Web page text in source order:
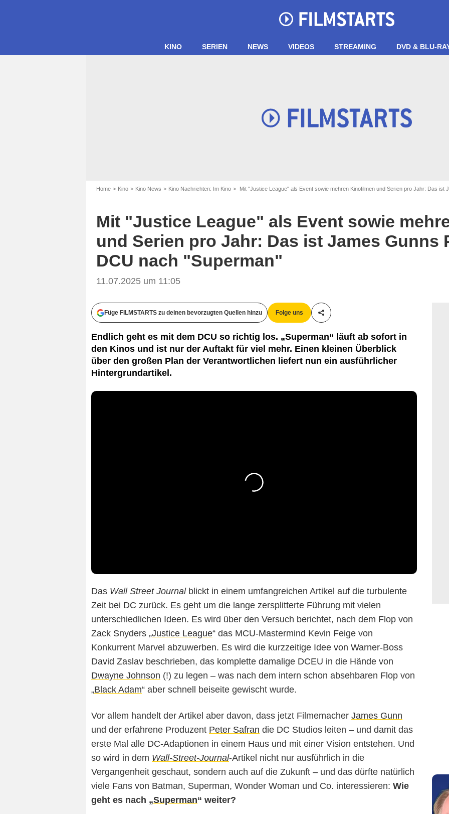
KINO SERIEN NEWS VIDEOS STREAMING DVD & BLU-
Home Kino Kino News Kino Nachrichten: Im Kino Mit "Justice League" als Event sowie mehren Kinofilmen und Serien pro Jahr: Das
Mit "Justice League" als Event sowie
und Serien pro Jahr: Das ist James Gunns
DCU nach "Superman"
11.07.2025 um 11:05
Füge FILMSTARTS zu deinen bevorzugten Quellen hinzu Folge uns
Teile diesen Artikel
Endlich geht es mit dem DCU so richtig los. „Superman“ läuft ab sofort in
den Kinos und ist nur der Auftakt für viel mehr. Einen kleinen Überblick
über den großen Plan der Verantwortlichen liefert nun ein ausführlicher
Hintergrundartikel.
Das Wall Street Journalblickt in einem umfangreichen Artikel auf die turbulente
Zeit bei DC zurück. Es geht um die lange zersplitterte Führung mit vielen
unterschiedlichen Ideen. Es wird über den Versuch berichtet, nach dem Flop von
Zack Snyders „Justice League“ das MCU-Mastermind Kevin Feige von
Konkurrent Marvel abzuwerben. Es wird die kurzzeitige Idee von Warner-Boss
David Zaslav beschrieben, das komplette damalige DCEU in die Hände von
Dwayne Johnson (!) zu legen – was nach dem intern schon absehbaren Flop von
„Black Adam“ aber schnell beiseite gewischt wurde.
Vor allem handelt der Artikel aber davon, dass jetzt Filmemacher James Gunn
und der erfahrene Produzent Peter Safran die DC Studios leiten – und damit das
erste Mal alle DC-Adaptionen in einem Haus und mit einer Vision entstehen. Und
so wird in dem Wall-Street-Journal-Artikel nicht nur ausführlich in die
Vergangenheit geschaut, sondern auch auf die Zukunft – und das dürfte natürlich
viele Fans von Batman, Superman, Wonder Woman und Co. interessieren: Wie
geht es nach „Superman“ weiter?